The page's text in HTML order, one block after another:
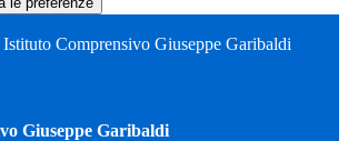
Istituto Comprensivo Giuseppe Garibaldi
Giuseppe Garibaldi